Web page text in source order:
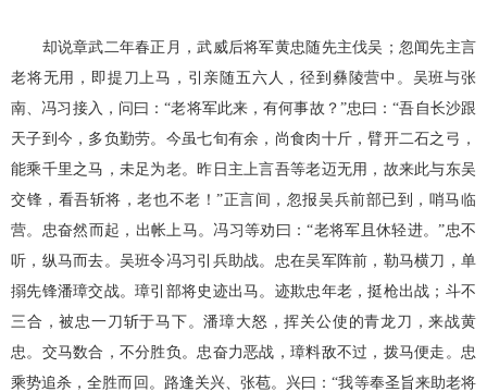
却说章武二年春正月，武威后将军黄忠随先主伐吴；忽闻先主言
老将无用，即提刀上马，引亲随五六人，径到彝陵营中。吴班与张
南、冯习接入，问曰：“老将军此来，有何事故？”忠曰：“吾自长沙跟
天子到今，多负勤劳。今虽七旬有余，尚食肉十斤，臂开二石之弓，
能乘千里之马，未足为老。昨日主上言吾等老迈无用，故来此与东吴
交锋，看吾斩将，老也不老！”正言间，忽报吴兵前部已到，哨马临
营。忠奋然而起，出帐上马。冯习等劝曰：“老将军且休轻进。”忠不
听，纵马而去。吴班令冯习引兵助战。忠在吴军阵前，勒马横刀，单
搦先锋潘璋交战。璋引部将史迹出马。迹欺忠年老，挺枪出战；斗不
三合，被忠一刀斩于马下。潘璋大怒，挥关公使的青龙刀，来战黄
忠。交马数合，不分胜负。忠奋力恶战，璋料敌不过，拨马便走。忠
乘势追杀，全胜而回。路逢关兴、张苞。兴曰：“我等奉圣旨来助老将